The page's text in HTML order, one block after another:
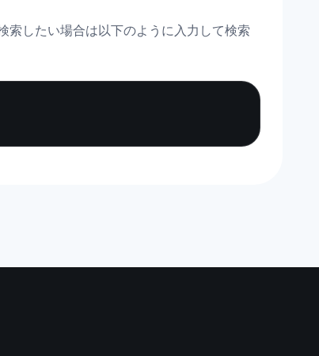
索したい場合は以下のように入力して検索